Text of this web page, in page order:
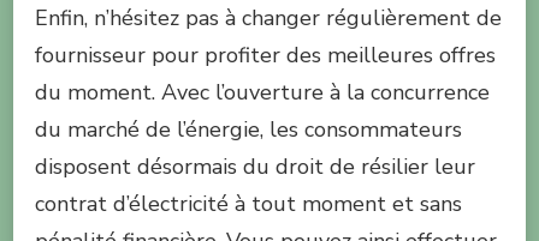
Enfin, n’hésitez pas à changer régulièrement de
fournisseur pour profiter des meilleures offres
du moment. Avec l’ouverture à la concurrence
du marché de l’énergie, les consommateurs
disposent désormais du droit de résilier leur
contrat d’électricité à tout moment et sans